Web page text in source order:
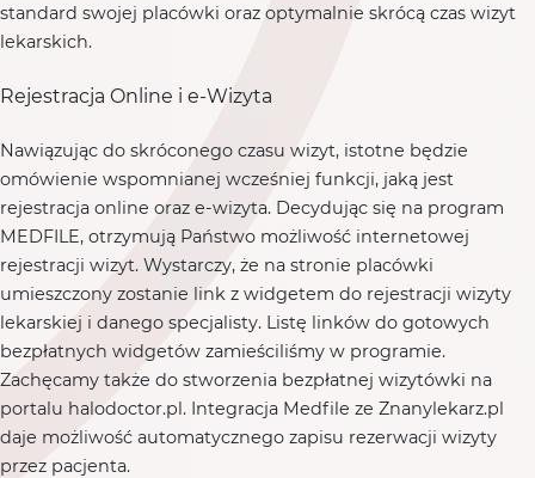
standard swojej placówki oraz optymalnie skrócą czas wizyt
lekarskich.
Rejestracja Online i e-Wizyta
Nawiązując do skróconego czasu wizyt, istotne będzie
omówienie wspomnianej wcześniej funkcji, jaką jest
rejestracja online oraz e-wizyta. Decydując się na program
MEDFILE, otrzymują Państwo możliwość internetowej
rejestracji wizyt. Wystarczy, że na stronie placówki
umieszczony zostanie link z widgetem do rejestracji wizyty
lekarskiej i danego specjalisty. Listę linków do gotowych
bezpłatnych widgetów zamieściliśmy w programie.
Zachęcamy także do stworzenia bezpłatnej wizytówki na
portalu halodoctor.pl. Integracja Medfile ze Znanylekarz.pl
daje możliwość automatycznego zapisu rezerwacji wizyty
przez pacjenta.